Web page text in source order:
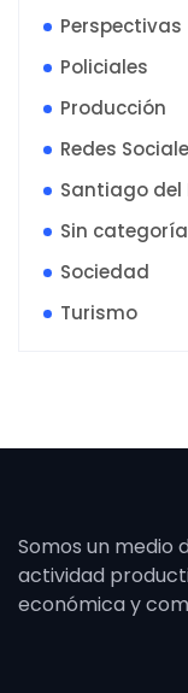
Perspectivas
Policiales
Producción
Redes
Santiago del
Sin categoría
Sociedad
Turismo
Somos un medio
actividad
económica y